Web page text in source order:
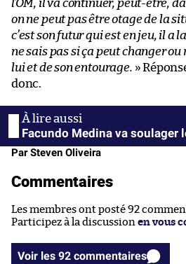
l’OM, il va continuer, peut-être,
on ne peut pas être otage de la
c’est son futur qui est en jeu, il a
ne sais pas si ça peut changer ou
lui et de son entourage. »
donc.
Facundo Medina va soulager
Par Steven Oliveira
Commentaires
Les membres ont posté 92
Participez à la discussion en vous
Voir les 92 commentaires